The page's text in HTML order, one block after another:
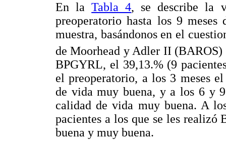
En laTabla 4, se describe la
preoperatorio hasta los 9 meses
muestra, basándonos en el
de Moorhead y Adler II (BAROS)
BPGYRL, el 39,13.% (9
el preoperatorio, a los 3 meses
de vida muy buena, y a los 6 y
calidad de vida muy buena. A
pacientes a los que se les realizó
buena y muy buena.